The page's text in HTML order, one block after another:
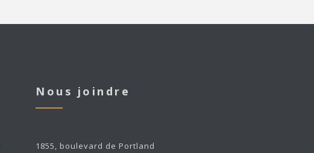
Nous joindre
1855, boulevard de Portland